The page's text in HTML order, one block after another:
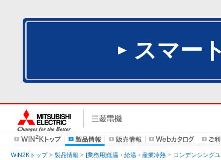
スマー
WIN2Kトップ 製品情報 [業務用]低温・給湯・産業冷熱 コンデンシング